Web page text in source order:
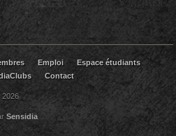
Emploi
Espace étudiants
Contact
2026
Sensidia